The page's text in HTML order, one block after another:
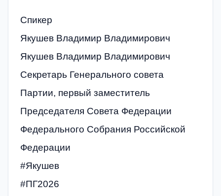
Спикер
Якушев Владимир Владимирович
Якушев Владимир Владимирович
Секретарь Генерального совета
Партии, первый заместитель
Председателя Совета Федерации
Федерального Собрания Российской
Федерации
#Якушев
#ПГ2026